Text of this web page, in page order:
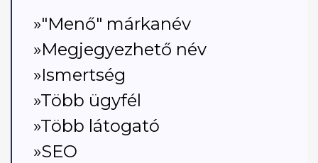
»"Menő" márkanév
»Megjegyezhető név
»Ismertség
»Több ügyfél
»Több látogató
»SEO